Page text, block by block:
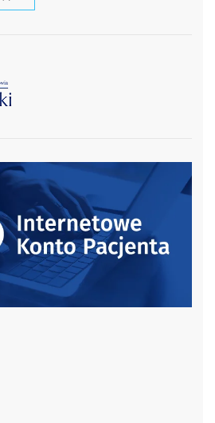
czytaj więcej
czytaj więcej